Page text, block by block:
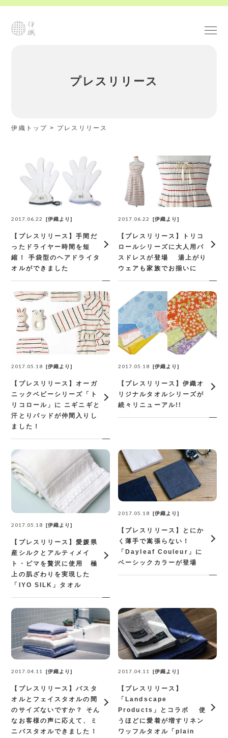
プレスリリース
伊織トップ > プレスリリース
2017.06.22 伊織より
【プレスリリース】手間だ
ったドライヤー時間を短
縮！ 手袋型のヘアドライタ
オルができました
2017.06.22 伊織より
【プレスリリース】トリコ
ロールシリーズに大人用バ
スドレスが登場 湯上がり
ウェアも家族でお揃いに
2017.05.18 伊織より
【プレスリリース】オーガ
ニックベビーシリーズ「ト
リコロール」に ニギニギと
汗とりパッドが仲間入りし
ました！
2017.05.18 伊織より
【プレスリリース】伊織オ
リジナルタオルシリーズが
続々リニューアル!!
2017.05.18 伊織より
【プレスリリース】愛媛県
産シルクとアルティメイ
ト・ピマを贅沢に使用 極
上の肌ざわりを実現した
「IYO SILK」タオル
2017.05.18 伊織より
【プレスリリース】とにか
く薄手で嵩張らない！
「Dayleaf Couleur」に
ベーシックカラーが登場
2017.04.11 伊織より
【プレスリリース】バスタ
オルとフェイスタオルの間
のサイズないですか？ そん
なお客様の声に応えて、ミ
ニバスタオルできました！
2017.04.11 伊織より
【プレスリリース】
「Landscape
Products」とコラボ 使
うほどに愛着が増すリネン
ワッフルタオル「plain